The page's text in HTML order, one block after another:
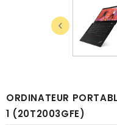

ORDINATEUR
1 (20T2003GFE)